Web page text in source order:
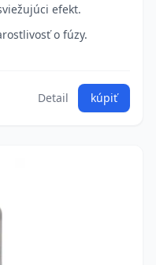
efekt.
o fúzy.
Detail kúpiť